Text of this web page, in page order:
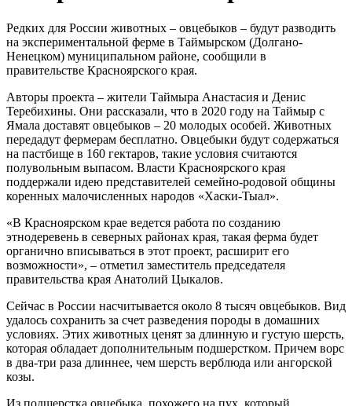
Редких для России животных – овцебыков – будут разводить
на экспериментальной ферме в Таймырском (Долгано-
Ненецком) муниципальном районе, сообщили в
правительстве Красноярского края.
Авторы проекта – жители Таймыра Анастасия и Денис
Теребихины. Они рассказали, что в 2020 году на Таймыр с
Ямала доставят овцебыков – 20 молодых особей. Животных
передадут фермерам бесплатно. Овцебыки будут содержаться
на пастбище в 160 гектаров, такие условия считаются
полувольным выпасом. Власти Красноярского края
поддержали идею представителей семейно-родовой общины
коренных малочисленных народов «Хаски-Тыал».
«В Красноярском крае ведется работа по созданию
этнодеревень в северных районах края, такая ферма будет
органично вписываться в этот проект, расширит его
возможности», – отметил заместитель председателя
правительства края Анатолий Цыкалов.
Сейчас в России насчитывается около 8 тысяч овцебыков. Вид
удалось сохранить за счет разведения породы в домашних
условиях. Этих животных ценят за длинную и густую шерсть,
которая обладает дополнительным подшерстком. Причем ворс
в два-три раза длиннее, чем шерсть верблюда или ангорской
козы.
Из подшерстка овцебыка, похожего на пух, который